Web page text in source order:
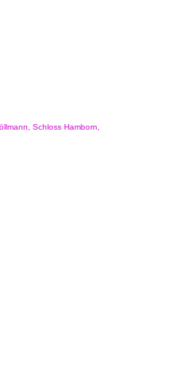
Ch. Möllmann, Schloss Hamborn,